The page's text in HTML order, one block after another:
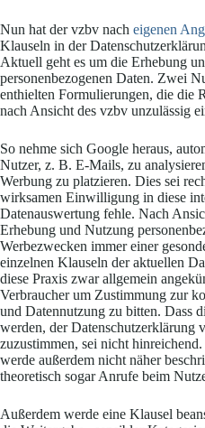
Nun hat der vzbv nach eigenen
Klauseln in der
Aktuell geht es um die Erhebung
personenbezogenen Daten. Zwei
enthielten Formulierungen, die die
nach Ansicht des vzbv unzulässig
So nehme sich Google heraus,
Nutzer, z. B. E-Mails, zu
Werbung zu platzieren. Dies sei
wirksamen Einwilligung in diese
Datenauswertung fehle. Nach
Erhebung und Nutzung
Werbezwecken immer einer
einzelnen Klauseln der aktuellen
diese Praxis zwar allgemein
Verbraucher um Zustimmung zur
und Datennutzung zu bitten. Dass
werden, der Datenschutzerklärung
zuzustimmen, sei nicht
werde außerdem nicht näher
theoretisch sogar Anrufe beim
Außerdem werde eine Klausel